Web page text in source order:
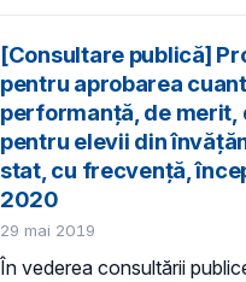
[Consultare publică]
pentru aprobarea
performanță, de merit,
pentru elevii din
stat, cu frecvență,
2020
29 mai 2019
În vederea consultării